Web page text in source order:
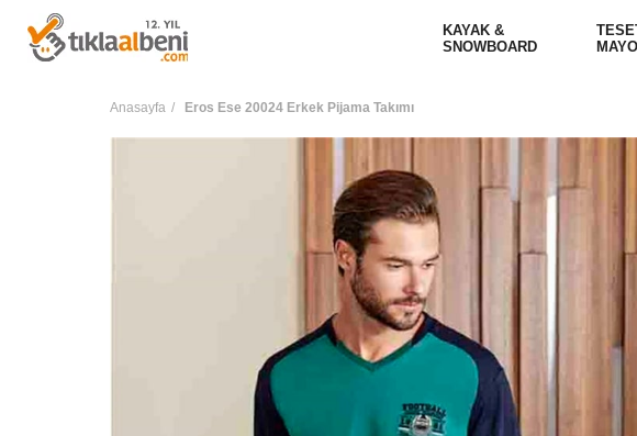
KAYAK &
SNOWBOARD
MAYO
Anasayfa Eros Ese 20024 Erkek Pijama Takımı